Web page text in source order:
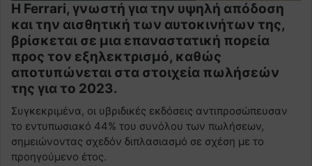
Η Ferrari, γνωστή για την υψηλή απόδοση
και την αισθητική των αυτοκινήτων της,
βρίσκεται σε μια επαναστατική πορεία
προς τον εξηλεκτρισμό, καθώς
αποτυπώνεται στα στοιχεία πωλήσεών
της για το 2023.
Συγκεκριμένα, οι υβριδικές εκδόσεις αντιπροσώπευσαν
το εντυπωσιακό 44% του συνόλου των πωλήσεων,
σημειώνοντας σχεδόν διπλασιασμό σε σχέση με το
προηγούμενο έτος.